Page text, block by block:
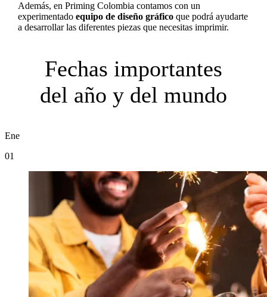
Además, en Priming Colombia contamos con un
experimentado equipo de diseño gráficoque podrá ayudarte
a desarrollar las diferentes piezas que necesitas imprimir.
Fechas importantes
del año y del mundo
Ene
01